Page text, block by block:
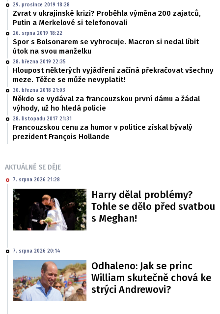
29. prosince 2019 18:28
Zvrat v ukrajinské krizi? Proběhla výměna 200 zajatců,
Putin a Merkelové si telefonovali
26. srpna 2019 18:22
Spor s Bolsonarem se vyhrocuje. Macron si nedal líbit
útok na svou manželku
28. března 2019 22:35
Hloupost některých vyjádření začíná překračovat všechny
meze. Těžce se může nevyplatit!
30. března 2018 21:03
Někdo se vydával za francouzskou první dámu a žádal
výhody, už ho hledá policie
28. listopadu 2017 21:31
Francouzskou cenu za humor v politice získal bývalý
prezident François Hollande
AKTUÁLNĚ SE DĚJE
7. srpna 2026 21:28
Harry dělal problémy?
Tohle se dělo před svatbou
s Meghan!
7. srpna 2026 20:14
Odhaleno: Jak se princ
William skutečně chová ke
strýci Andrewovi?